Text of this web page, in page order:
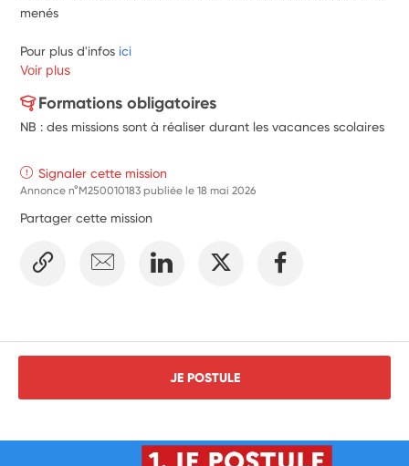
menés
Pour plus d'infos ici
Voir plus
Formations obligatoires
NB : des missions sont à réaliser durant les vacances scolaires
Signaler cette mission
Annonce n°M250010183 publiée le18 mai 2026
Partager cette mission
JE POSTULE